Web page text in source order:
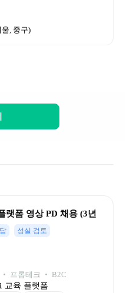
울, 중구)
랫폼 영상 PD 채용 (3년
성실 검토
‧ 프롭테크 ‧ B2C
교육 플랫폼